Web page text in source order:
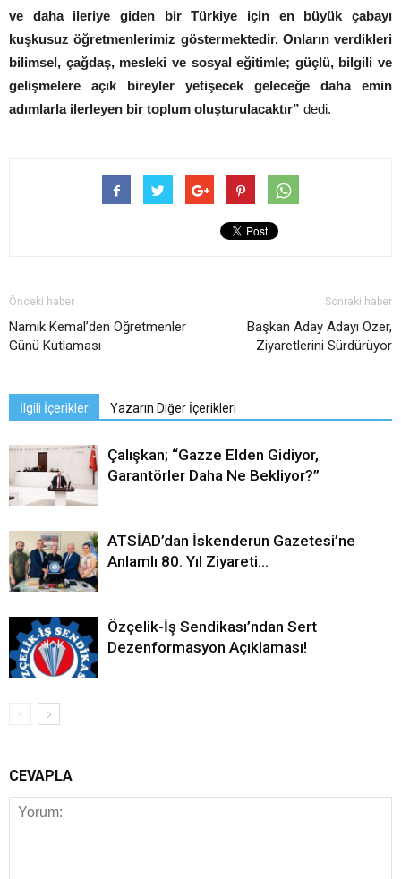
ve daha ileriye giden bir Türkiye için en büyük çabayı
kuşkusuz öğretmenlerimiz göstermektedir. Onların verdikleri
bilimsel, çağdaş, mesleki ve sosyal eğitimle; güçlü, bilgili ve
gelişmelere açık bireyler yetişecek geleceğe daha emin
adımlarla ilerleyen bir toplum oluşturulacaktır” dedi.
Önceki haber
Namık Kemal’den Öğretmenler
Günü Kutlaması
Sonraki haber
Başkan Aday Adayı Özer,
Ziyaretlerini Sürdürüyor
İlgili İçerikler Yazarın Diğer İçerikleri
Çalışkan; “Gazze Elden Gidiyor,
Garantörler Daha Ne Bekliyor?”
ATSİAD’dan İskenderun Gazetesi’ne
Anlamlı 80. Yıl Ziyareti…
Özçelik-İş Sendikası’ndan Sert
Dezenformasyon Açıklaması!
CEVAPLA